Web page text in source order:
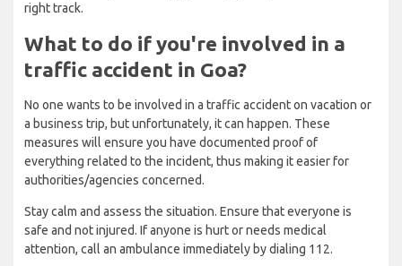
right track.
What to do if you're involved in a
traffic accident in Goa?
No one wants to be involved in a traffic accident on vacation or
a business trip, but unfortunately, it can happen. These
measures will ensure you have documented proof of
everything related to the incident, thus making it easier for
authorities/agencies concerned.
Stay calm and assess the situation. Ensure that everyone is
safe and not injured. If anyone is hurt or needs medical
attention, call an ambulance immediately by dialing 112.